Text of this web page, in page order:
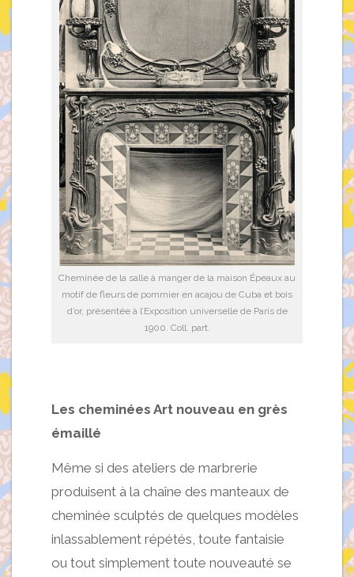
Cheminée de la salle à manger de la maison Épeaux au
motif de fleurs de pommier en acajou de Cuba et bois
d’or, présentée à l’Exposition universelle de Paris de
1900. Coll. part.
Les cheminées Art nouveau en grès
émaillé
Même si des ateliers de marbrerie
produisent à la chaîne des manteaux de
cheminée sculptés de quelques modèles
inlassablement répétés, toute fantaisie
ou tout simplement toute nouveauté se